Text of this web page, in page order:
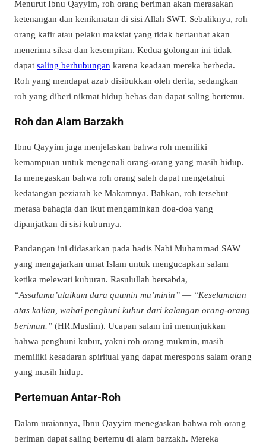
Menurut Ibnu Qayyim, roh orang beriman akan merasakan
ketenangan dan kenikmatan di sisi Allah SWT. Sebaliknya, roh
orang kafir atau pelaku maksiat yang tidak bertaubat akan
menerima siksa dan kesempitan. Kedua golongan ini tidak
dapat saling berhubungan karena keadaan mereka berbeda.
Roh yang mendapat azab disibukkan oleh derita, sedangkan
roh yang diberi nikmat hidup bebas dan dapat saling bertemu.
Roh dan Alam Barzakh
Ibnu Qayyim juga menjelaskan bahwa roh memiliki
kemampuan untuk mengenali orang-orang yang masih hidup.
Ia menegaskan bahwa roh orang saleh dapat mengetahui
kedatangan peziarah ke Makamnya. Bahkan, roh tersebut
merasa bahagia dan ikut mengaminkan doa-doa yang
dipanjatkan di sisi kuburnya.
Pandangan ini didasarkan pada hadis Nabi Muhammad SAW
yang mengajarkan umat Islam untuk mengucapkan salam
ketika melewati kuburan. Rasulullah bersabda,
“Assalamu’alaikum dara qaumin mu’minin” — “Keselamatan
atas kalian, wahai penghuni kubur dari kalangan orang-orang
beriman.” (HR.Muslim). Ucapan salam ini menunjukkan
bahwa penghuni kubur, yakni roh orang mukmin, masih
memiliki kesadaran spiritual yang dapat merespons salam orang
yang masih hidup.
Pertemuan Antar-Roh
Dalam uraiannya, Ibnu Qayyim menegaskan bahwa roh orang
beriman dapat saling bertemu di alam barzakh. Mereka